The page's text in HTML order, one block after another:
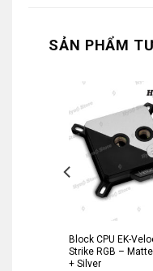
SẢN PHẨM
Block CPU EK-
Strike RGB –
+ Silver